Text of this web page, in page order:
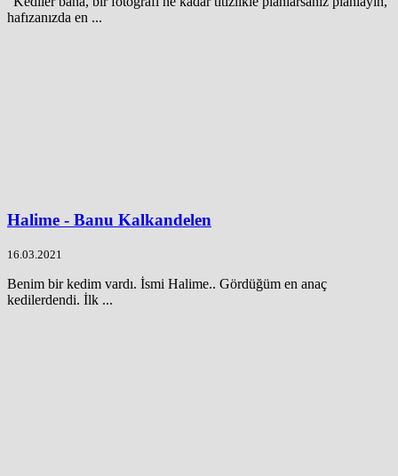
hafızanızda en ...
Halime - Banu Kalkandelen
16.03.2021
Benim bir kedim vardı. İsmi Halime.. Gördüğüm en anaç
kedilerdendi. İlk ...